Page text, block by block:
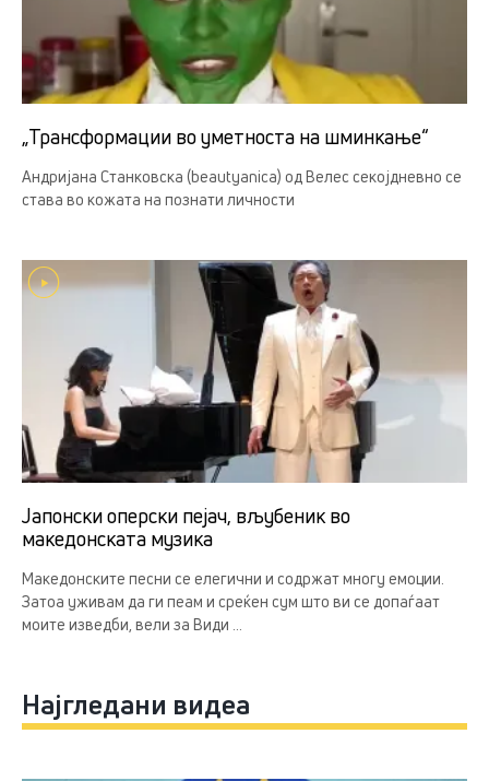
„Трансформации во уметноста на шминкање“
Андријана Станковска (beautyanica) од Велес секојдневно се
става во кожата на познати личности
Јапонски оперски пејач, вљубеник во
македонската музика
Македонските песни се елегични и содржат многу емоции.
Затоа уживам да ги пеам и среќен сум што ви се допаѓаат
моите изведби, вели за Види ...
Најгледани видеа